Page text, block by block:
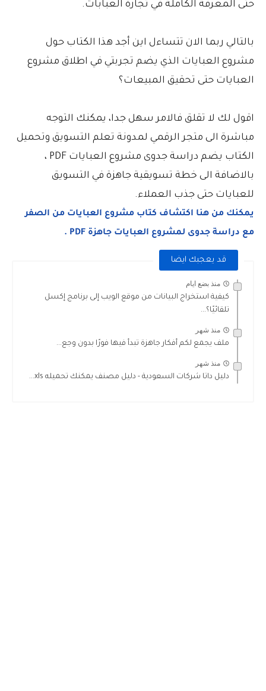
حتى المعرفة الكاملة في تجارة العبابات.
بالتالي ربما الان تتساءل اين أجد هذا الكتاب حول
مشروع العبايات الذي يضم تجربتي في اطلاق مشروع
العبايات حتى تحقيق المبيعات؟
اقول لك لا تقلق فالامر سهل جدا، يمكنك التوجه
مباشرة الى متجر الرقمي لمدونة تعلم التسويق وتحميل
الكتاب يضم دراسة جدوى مشروع العبايات PDF ،
بالاضافة الى خطة تسويقية جاهزة في التسويق
للعبايات حتى جذب العملاء.
يمكنك من هنا اكتشاف كتاب مشروع العبايات من الصفر
مع دراسة جدوى لمشروع العبايات جاهزة PDF .
قد يعجبك ايضا
منذ بضع ايام
كيفية استخراج البيانات من موقع الويب إلى برنامج إكسل
تلقائيًا؟...
منذ شهر
ملف يجمع لكم أفكار جاهزة تبدأ فيها فورًا بدون وجع...
منذ شهر
دليل داتا شركات السعودية - دليل مصنف يمكنك تحميله xls...